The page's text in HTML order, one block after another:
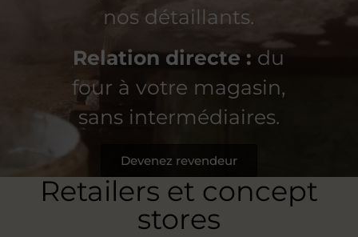
nos détaillants.
Relation directe : du
four à votre magasin,
sans intermédiaires.
Devenez revendeur
Retailers et concept
stores